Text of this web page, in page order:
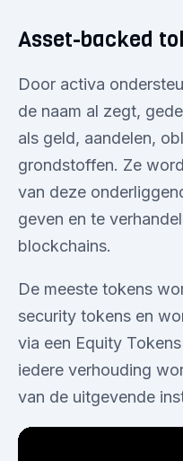
Asset-backed
Door activa
de naam al zegt,
als geld, aandelen,
grondstoffen. Ze
van deze
geven en te
blockchains.
De meeste tokens
security tokens en
via een Equity
iedere verhouding
van de uitgevende